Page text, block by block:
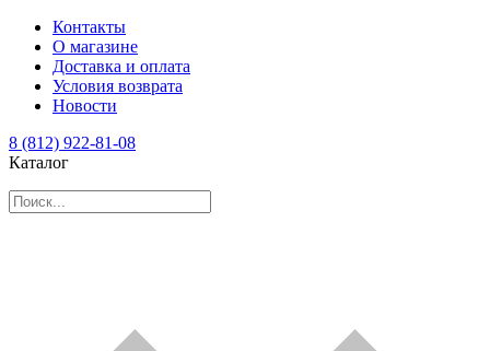
Контакты
О магазине
Доставка и оплата
Условия возврата
Новости
8 (812) 922-81-08
Каталог